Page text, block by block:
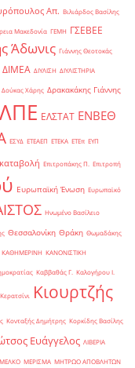
Απ. Βιλιάρδος Βασίλης
Μακεδονία ΓΕΜΗ ΓΣΕΒΕΕ
Άδωνις Γιάννης Θεοτοκάς
ΔΙΜΕΑ ΔΙΥΛΙΣΗ ΔΙΥΛΙΣΤΗΡΙΑ
Δούκας Χάρης Δρακακάκης Γιάννης
ΕΛΣΤΑΤ ΕΝΒΕΘ
ΕΣΥΔ ΕΤΕΑΕΠ ΕΤΕΚΑ ΕΤΕπ ΕΥΠ
Επιτροπάκης Π. Επιτροπή
Ευρωπαϊκή Ένωση Ευρωπαϊκό
Ηνωμένο Βασίλειο
Θεσσαλονίκη Θράκη Θωμαδάκης
ΚΑΘΗΜΕΡΙΝΗ ΚΑΝΟΝΙΣΤΙΚΗ
Καββαθάς Γ. Καλογήρου Ι.
Κερατσίνι
Κιουρτζής
Κονταξής Δημήτρης Κορκίδης Βασίλης
Ευάγγελος ΛΙΒΕΡΙΑ
ΜΕΛΚΟ ΜΕΡΙΣΜΑ ΜΗΤΡΩΟ ΑΠΟΒΛΗΤΩΝ